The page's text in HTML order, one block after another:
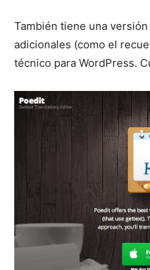
También tiene una versión
adicionales (como el
técnico para WordPress.